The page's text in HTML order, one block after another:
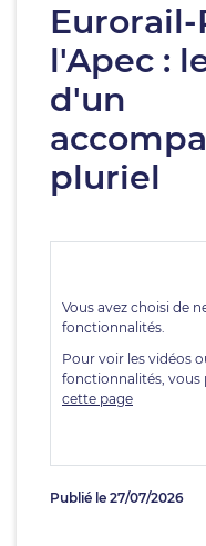
l'Apec :
d'un
pluriel
Publié le 27/07/2026